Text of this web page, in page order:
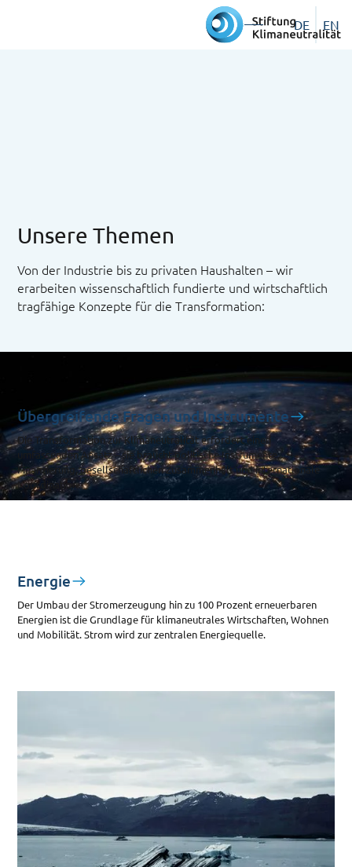
DE EN
Unsere Themen
Von der Industrie bis zu privaten Haushalten – wir
erarbeiten wissenschaftlich fundierte und wirtschaftlich
tragfähige Konzepte für die Transformation:
Übergreifende Fragen und Instrumente
Die Transformation zur Klimaneutralität erfordert einen
umfassenden Ansatz – sie braucht politische Instrumente,
Finanzierung, gesellschaftlichen Zusammenhalt und internationale
Koordination.
Energie
Der Umbau der Stromerzeugung hin zu 100 Prozent erneuerbaren
Energien ist die Grundlage für klimaneutrales Wirtschaften, Wohnen
und Mobilität. Strom wird zur zentralen Energiequelle.